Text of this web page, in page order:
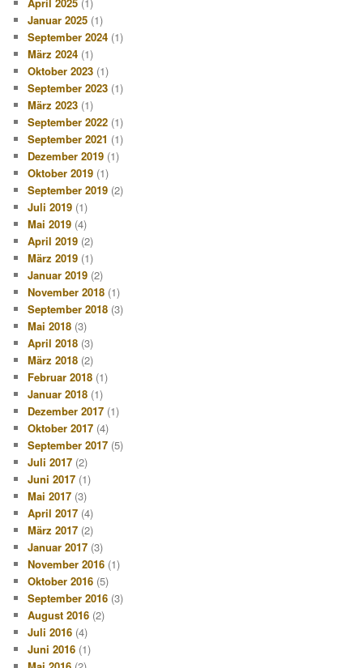
Januar 2025 (1)
September 2024 (1)
März 2024 (1)
Oktober 2023 (1)
September 2023 (1)
März 2023 (1)
September 2022 (1)
September 2021 (1)
Dezember 2019 (1)
Oktober 2019 (1)
September 2019 (2)
Juli 2019 (1)
Mai 2019 (4)
April 2019 (2)
März 2019 (1)
Januar 2019 (2)
November 2018 (1)
September 2018 (3)
Mai 2018 (3)
April 2018 (3)
März 2018 (2)
Februar 2018 (1)
Januar 2018 (1)
Dezember 2017 (1)
Oktober 2017 (4)
September 2017 (5)
Juli 2017 (2)
Juni 2017 (1)
Mai 2017 (3)
April 2017 (4)
März 2017 (2)
Januar 2017 (3)
November 2016 (1)
Oktober 2016 (5)
September 2016 (3)
August 2016 (2)
Juli 2016 (4)
Juni 2016 (1)